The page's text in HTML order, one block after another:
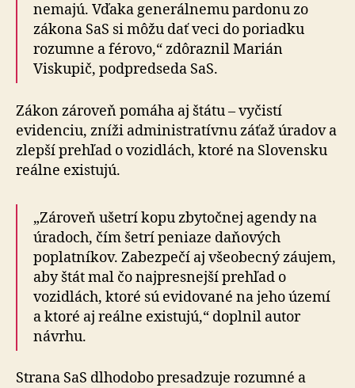
nemajú. Vďaka generálnemu pardonu zo
zákona SaS si môžu dať veci do poriadku
rozumne a férovo,“ zdôraznil Marián
Viskupič, podpredseda SaS.
Zákon zároveň pomáha aj štátu – vyčistí
evidenciu, zníži administratívnu záťaž úradov a
zlepší prehľad o vozidlách, ktoré na Slovensku
reálne existujú.
„Zároveň ušetrí kopu zbytočnej agendy na
úradoch, čím šetrí peniaze daňových
poplatníkov. Zabezpečí aj všeobecný záujem,
aby štát mal čo najpresnejší prehľad o
vozidlách, ktoré sú evidované na jeho území
a ktoré aj reálne existujú,“ doplnil autor
návrhu.
Strana SaS dlhodobo presadzuje rozumné a